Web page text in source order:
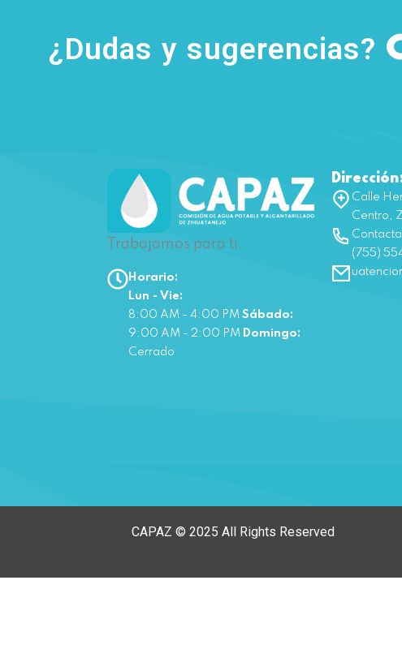
¿Dudas y sugerencias?
Trabajamos para ti.
Horario:
Lun - Vie:
8:00 AM - 4:00 PM Sábado:
9:00 AM - 2:00 PM Domingo:
Cerrado
Calle
Centro,
(755)
CAPAZ © 2025 All Rights Reserved